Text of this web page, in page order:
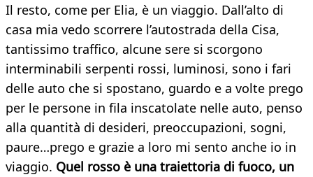
Il resto, come per Elia, è un viaggio. Dall’alto di
casa mia vedo scorrere l’autostrada della Cisa,
tantissimo traffico, alcune sere si scorgono
interminabili serpenti rossi, luminosi, sono i fari
delle auto che si spostano, guardo e a volte prego
per le persone in fila inscatolate nelle auto, penso
alla quantità di desideri, preoccupazioni, sogni,
paure…prego e grazie a loro mi sento anche io in
viaggio. Quel rosso è una traiettoria di fuoco, un